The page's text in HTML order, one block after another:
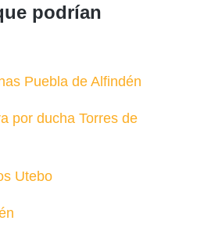
podrían
Puebla de Alfindén
por ducha Torres de
Utebo